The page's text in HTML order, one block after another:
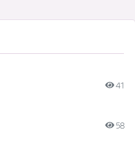
41
58